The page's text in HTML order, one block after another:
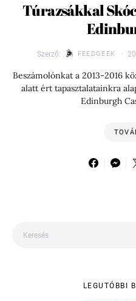
Túrazsákkal
Szerző: FEEDGEEK
Beszámolónkat a 2013-2016
alatt ért tapasztalatainkra
Edinburgh
LEGUTÓBBI